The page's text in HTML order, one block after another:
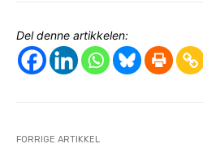
Del denne artikkelen:
FORRIGE ARTIKKEL